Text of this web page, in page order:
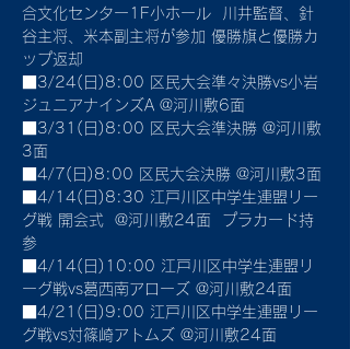
合文化センター1F小ホール  川井監督、針
谷主将、米本副主将が参加 優勝旗と優勝カ
ップ返却
■3/24(日)8:00 区民大会準々決勝vs小岩
ジュニアナインズA @河川敷6面
■3/31(日)8:00 区民大会準決勝 @河川敷
3面
■4/7(日)8:00 区民大会決勝 @河川敷3面
■4/14(日)8:30 江戸川区中学生連盟リー
グ戦 開会式  @河川敷24面  プラカード持
参
■4/14(日)10:00 江戸川区中学生連盟リ
ーグ戦vs葛西南アローズ @河川敷24面
■4/21(日)9:00 江戸川区中学生連盟リー
グ戦vs対篠崎アトムズ @河川敷24面